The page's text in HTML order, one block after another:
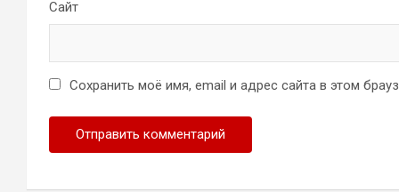
Сайт
Сохранить моё имя, email и адрес сайта в этом